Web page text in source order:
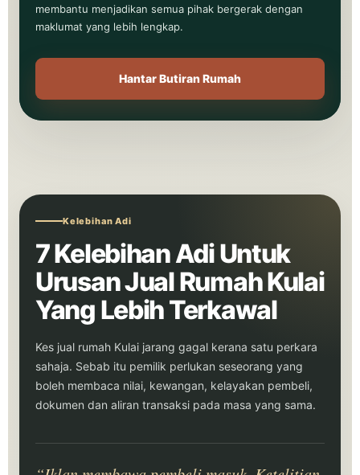
membantu menjadikan semua pihak bergerak dengan
maklumat yang lebih lengkap.
Hantar Butiran Rumah
Kelebihan Adi
7 Kelebihan Adi Untuk
Urusan Jual Rumah Kulai
Yang Lebih Terkawal
Kes jual rumah Kulai jarang gagal kerana satu perkara
sahaja. Sebab itu pemilik perlukan seseorang yang
boleh membaca nilai, kewangan, kelayakan pembeli,
dokumen dan aliran transaksi pada masa yang sama.